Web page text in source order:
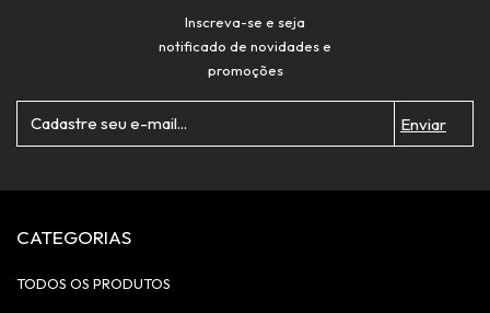
Inscreva-se e seja
notificado de novidades e
promoções
CATEGORIAS
TODOS OS PRODUTOS